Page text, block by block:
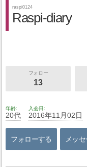
raspi0124
Raspi-diary
フォロー
13
年齢
20代
入会日
2016年11月02日
フォローする メッ